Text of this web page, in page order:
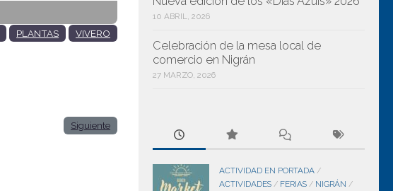
PLANTAS VIVERO
Siguiente
10 ABRIL, 2026
Celebración de la mesa local de
comercio en Nigrán
27 MARZO, 2026
ACTIVIDAD EN PORTADA /
ACTIVIDADES / FERIAS / NIGRÁN /